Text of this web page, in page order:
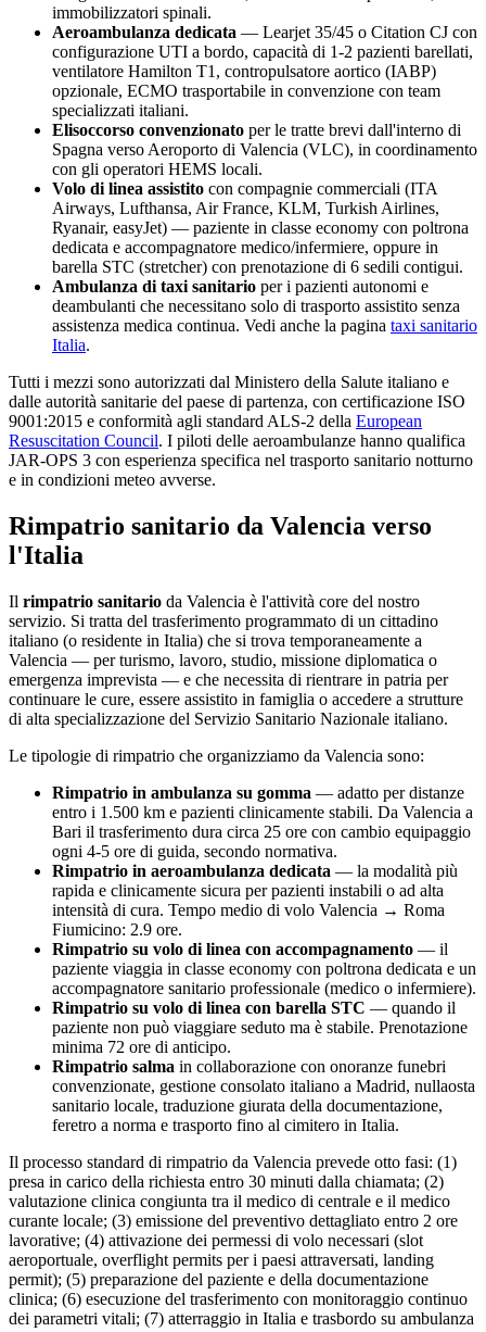
immobilizzatori spinali.
Aeroambulanza dedicata — Learjet 35/45 o Citation CJ con
configurazione UTI a bordo, capacità di 1-2 pazienti barellati,
ventilatore Hamilton T1, contropulsatore aortico (IABP)
opzionale, ECMO trasportabile in convenzione con team
specializzati italiani.
Elisoccorso convenzionato per le tratte brevi dall'interno di
Spagna versoAeroporto di Valencia (VLC), in coordinamento
con gli operatori HEMS locali.
Volo di linea assistito con compagnie commerciali (ITA
Airways, Lufthansa, Air France, KLM, Turkish Airlines,
Ryanair, easyJet) — paziente in classe economy con poltrona
dedicata e accompagnatore medico/infermiere, oppure in
barella STC (stretcher) con prenotazione di 6 sedili contigui.
Ambulanza di taxi sanitario per i pazienti autonomi e
deambulanti che necessitano solo di trasporto assistito senza
assistenza medica continua. Vedi anche la pagina taxi sanitario
Italia.
Tutti i mezzi sono autorizzati dal Ministero della Salute italiano e
dalle autorità sanitarie del paese di partenza, con certificazione ISO
9001:2015 e conformità agli standard ALS-2 della European
Resuscitation Council. I piloti delle aeroambulanze hanno qualifica
JAR-OPS 3 con esperienza specifica nel trasporto sanitario notturno
e in condizioni meteo avverse.
Rimpatrio sanitario da Valencia verso
l'Italia
Il rimpatrio sanitario da Valencia è l'attività core del nostro
servizio. Si tratta del trasferimento programmato di un cittadino
italiano (o residente in Italia) che si trova temporaneamente a
Valencia — per turismo, lavoro, studio, missione diplomatica o
emergenza imprevista — e che necessita di rientrare in patria per
continuare le cure, essere assistito in famiglia o accedere a strutture
di alta specializzazione del Servizio Sanitario Nazionale italiano.
Le tipologie di rimpatrio che organizziamo da Valencia sono:
Rimpatrio in ambulanza su gomma — adatto per distanze
entro i 1.500 km e pazienti clinicamente stabili. Da Valencia a
Bari il trasferimento dura circa 25 ore con cambio equipaggio
ogni 4-5 ore di guida, secondo normativa.
Rimpatrio in aeroambulanza dedicata — la modalità più
rapida e clinicamente sicura per pazienti instabili o ad alta
intensità di cura. Tempo medio di volo Valencia → Roma
Fiumicino: 2.9 ore.
Rimpatrio su volo di linea con accompagnamento — il
paziente viaggia in classe economy con poltrona dedicata e un
accompagnatore sanitario professionale (medico o infermiere).
Rimpatrio su volo di linea con barella STC — quando il
paziente non può viaggiare seduto ma è stabile. Prenotazione
minima 72 ore di anticipo.
Rimpatrio salma in collaborazione con onoranze funebri
convenzionate, gestione consolato italiano a Madrid, nullaosta
sanitario locale, traduzione giurata della documentazione,
feretro a norma e trasporto fino al cimitero in Italia.
Il processo standard di rimpatrio da Valencia prevede otto fasi: (1)
presa in carico della richiesta entro 30 minuti dalla chiamata; (2)
valutazione clinica congiunta tra il medico di centrale e il medico
curante locale; (3) emissione del preventivo dettagliato entro 2 ore
lavorative; (4) attivazione dei permessi di volo necessari (slot
aeroportuale, overflight permits per i paesi attraversati, landing
permit); (5) preparazione del paziente e della documentazione
clinica; (6) esecuzione del trasferimento con monitoraggio continuo
dei parametri vitali; (7) atterraggio in Italia e trasbordo su ambulanza